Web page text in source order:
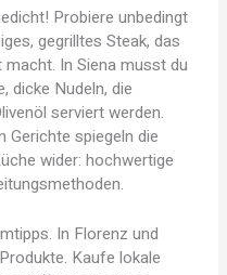
Probiere unbedingt
gegrilltes Steak, das
In Siena musst du
dicke Nudeln, die
serviert werden.
Gerichte spiegeln die
wider: hochwertige
In Florenz und
Kaufe lokale